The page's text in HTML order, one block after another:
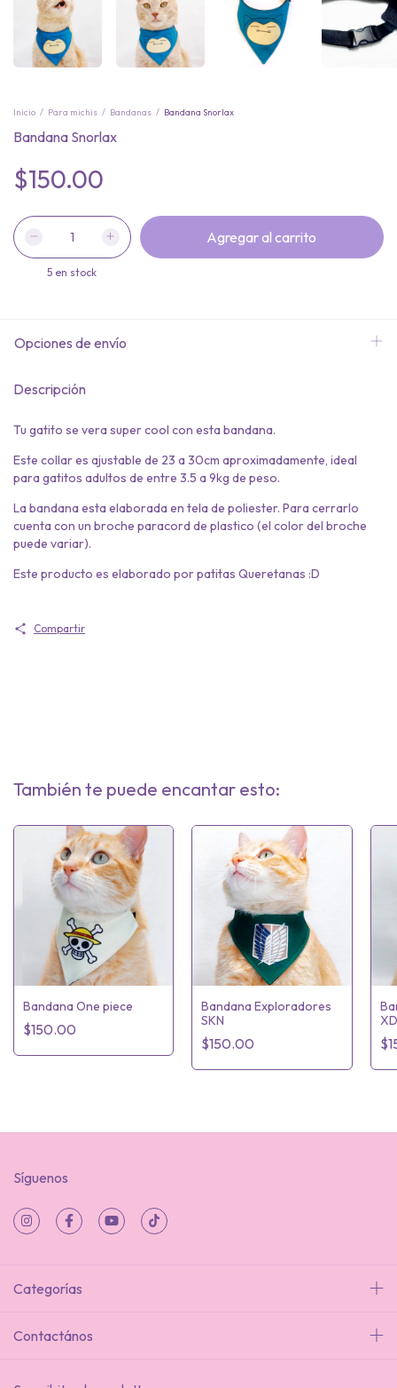
Inicio / Para michis / Bandanas / Bandana Snorlax
Bandana Snorlax
$150.00
5 en stock
Opciones de envío
Descripción
Tu gatito se vera super cool con esta bandana.
Este collar es ajustable de 23 a 30cm aproximadamente, ideal
para gatitos adultos de entre 3.5 a 9kg de peso.
La bandana esta elaborada en tela de poliester. Para cerrarlo
cuenta con un broche paracord de plastico (el color del broche
puede variar).
Este producto es elaborado por patitas Queretanas :D
Compartir
También te puede encantar esto:
Bandana One piece
$150.00
Bandana Exploradores
SKN
$150.00
XD
Síguenos
Categorías
Contactános